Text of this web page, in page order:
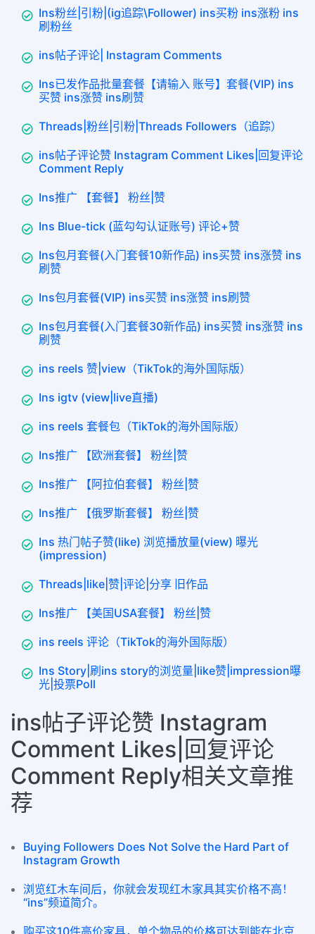
Ins粉丝|引粉|(ig追踪\Follower) ins买粉 ins涨粉 ins
刷粉丝
ins帖子评论| Instagram Comments
Ins已发作品批量套餐【请输入 账号】套餐(VIP) ins
买赞 ins涨赞 ins刷赞
Threads|粉丝|引粉|Threads Followers（追踪）
ins帖子评论赞 Instagram Comment Likes|回复评论
Comment Reply
Ins推广 【套餐】 粉丝|赞
Ins Blue-tick (蓝勾勾认证账号) 评论+赞
Ins包月套餐(入门套餐10新作品) ins买赞 ins涨赞 ins
刷赞
Ins包月套餐(VIP) ins买赞 ins涨赞 ins刷赞
Ins包月套餐(入门套餐30新作品) ins买赞 ins涨赞 ins
刷赞
ins reels 赞|view（TikTok的海外国际版）
Ins igtv (view|live直播)
ins reels 套餐包（TikTok的海外国际版）
Ins推广 【欧洲套餐】 粉丝|赞
Ins推广 【阿拉伯套餐】 粉丝|赞
Ins推广 【俄罗斯套餐】 粉丝|赞
Ins 热门帖子赞(like) 浏览播放量(view) 曝光
(impression)
Threads|like|赞|评论|分享 旧作品
Ins推广 【美国USA套餐】 粉丝|赞
ins reels 评论（TikTok的海外国际版）
Ins Story|刷ins story的浏览量|like赞|impression曝
光|投票Poll
ins帖子评论赞 Instagram
Comment Likes|回复评论
Comment Reply相关文章推
荐
Buying Followers Does Not Solve the Hard Part of
Instagram Growth
浏览红木车间后，你就会发现红木家具其实价格不高！
“ins”频道简介。